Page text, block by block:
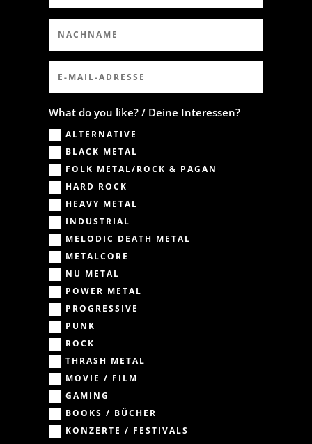
What do you like? / Deine Interessen?
ALTERNATIVE
BLACK METAL
FOLK METAL/ROCK & PAGAN
HARD ROCK
HEAVY METAL
INDUSTRIAL
MELODIC DEATH METAL
METALCORE
NU METAL
POWER METAL
PROGRESSIVE
PUNK
ROCK
THRASH METAL
MOVIE / FILM
GAMING
BOOKS / BÜCHER
KONZERTE / FESTIVALS